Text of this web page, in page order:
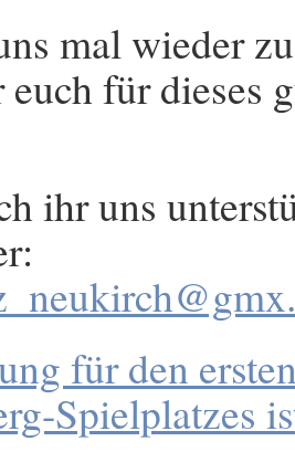
mal wieder
für dieses
ihr uns
für den
Spielplatzes